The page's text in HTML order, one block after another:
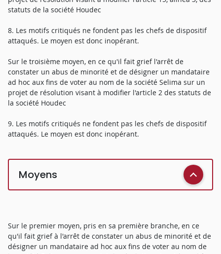
statuts de la société Houdec
8. Les motifs critiqués ne fondent pas les chefs de dispositif
attaqués. Le moyen est donc inopérant.
Sur le troisième moyen, en ce qu'il fait grief l'arrêt de
constater un abus de minorité et de désigner un mandataire
ad hoc aux fins de voter au nom de la société Selima sur un
projet de résolution visant à modifier l'article 2 des statuts de
la société Houdec
9. Les motifs critiqués ne fondent pas les chefs de dispositif
attaqués. Le moyen est donc inopérant.
Moyens
Sur le premier moyen, pris en sa première branche, en ce
qu'il fait grief à l'arrêt de constater un abus de minorité et de
désigner un mandataire ad hoc aux fins de voter au nom de